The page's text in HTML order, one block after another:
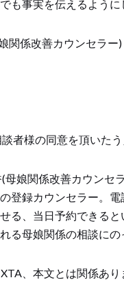
も事実を伝えるように
関係改善カウンセラー)
者様の同意を頂いたう
娘関係改善カウンセ
の登録カウンセラー。
る、当日予約できる
る母娘関係の相談にの
、本文とは関係あり